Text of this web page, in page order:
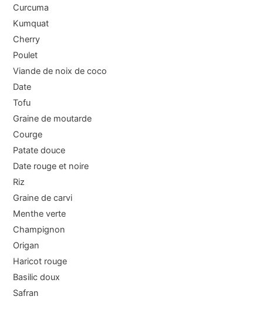
Curcuma
Kumquat
Cherry
Poulet
Viande de noix de coco
Date
Tofu
Graine de moutarde
Courge
Patate douce
Date rouge et noire
Riz
Graine de carvi
Menthe verte
Champignon
Origan
Haricot rouge
Basilic doux
Safran